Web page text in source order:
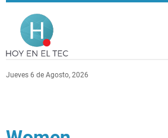
Pasar al contenido principal
Jueves 6 de Agosto, 2026